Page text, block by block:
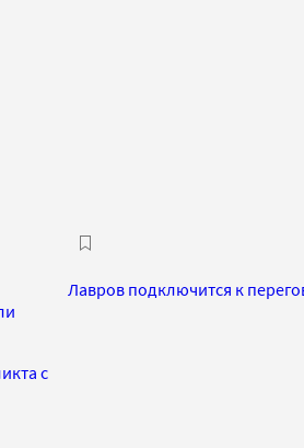
с
Лавров подключится к